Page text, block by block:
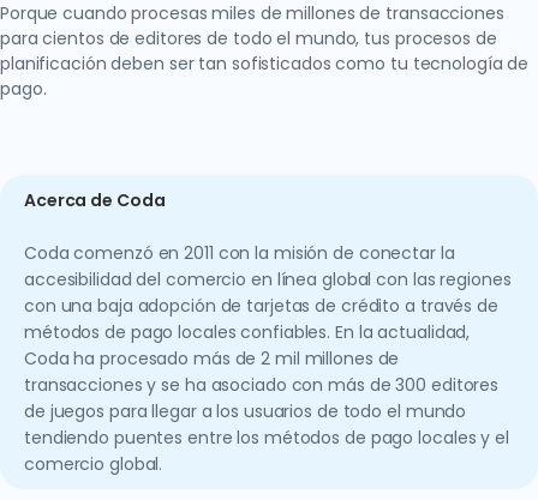
Porque cuando procesas miles de millones de transacciones
para cientos de editores de todo el mundo, tus procesos de
planificación deben ser tan sofisticados como tu tecnología de
pago.
Acerca de Coda
Coda comenzó en 2011 con la misión de conectar la
accesibilidad del comercio en línea global con las regiones
con una baja adopción de tarjetas de crédito a través de
métodos de pago locales confiables. En la actualidad,
Coda ha procesado más de 2 mil millones de
transacciones y se ha asociado con más de 300 editores
de juegos para llegar a los usuarios de todo el mundo
tendiendo puentes entre los métodos de pago locales y el
comercio global.